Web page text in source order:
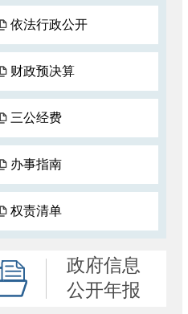
依法行政公开
财政预决算
三公经费
办事指南
权责清单
政府信息
公开年报